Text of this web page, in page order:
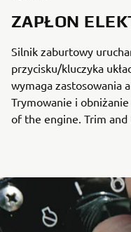
ZAPŁON
Silnik zaburtowy
przycisku/kluczyka
wymaga zastosowania
Trymowanie i
of the engine. Trim